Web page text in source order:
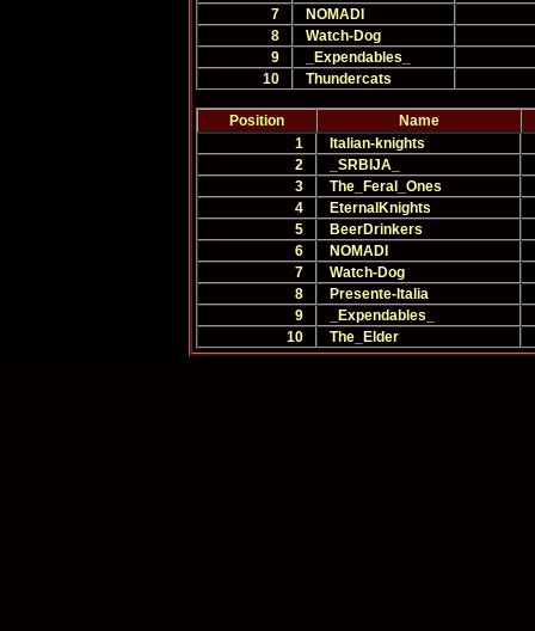
7
NOMADI
8
Watch-Dog
9
_Expendables_
10
Thundercats
Position
Name
1
Italian-knights
2
_SRBIJA_
3
The_Feral_Ones
4
EternalKnights
5
BeerDrinkers
6
NOMADI
7
Watch-Dog
8
Presente-Italia
9
_Expendables_
10
The_Elder